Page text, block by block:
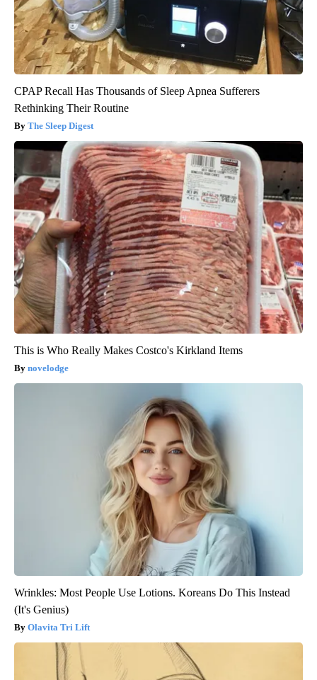
CPAP Recall Has Thousands of Sleep Apnea Sufferers
Rethinking Their Routine
The Sleep Digest
This is Who Really Makes Costco's Kirkland Items
novelodge
Wrinkles: Most People Use Lotions. Koreans Do This Instead
(It's Genius)
Olavita Tri Lift